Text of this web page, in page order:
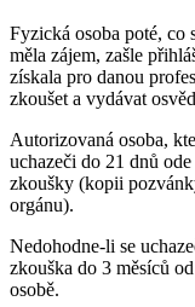
Fyzická osoba poté,
měla zájem, zašle
získala pro danou
zkoušet a vydávat
Autorizovaná osoba,
uchazeči do 21 dnů
zkoušky (kopii
orgánu).
Nedohodne-li se
zkouška do 3 měsíců
osobě.